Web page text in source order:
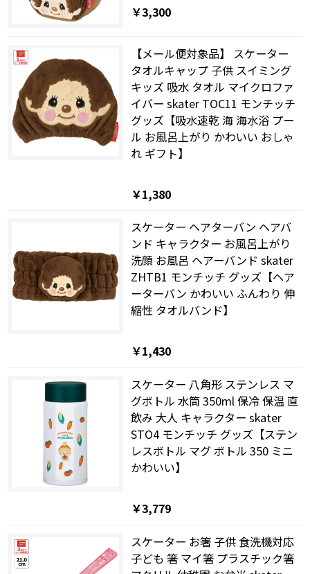
￥3,300
【メール便対象品】 スケーター
タオルキャップ 子供 スイミング
キッズ 吸水 タオル マイクロファ
イバー skater TOC11 モンチッチ
グッズ【吸水速乾 海 海水浴 プー
ル お風呂上がり かわいい おしゃ
れ ギフト】
￥1,380
スケーター ヘアターバン ヘアバ
ンド キャラクター お風呂上がり
洗顔 お風呂 ヘアーバンド skater
ZHTB1 モンチッチ グッズ【ヘア
ーターバン かわいい ふんわり 伸
縮性 タオルバンド】
￥1,430
スケーター 八角形 ステンレス マ
グボトル 水筒 350ml 保冷 保温 直
飲み 大人 キャラクター skater
STO4 モンチッチ グッズ【ステン
レスボトル マグ ボトル 350 ミニ
かわいい】
￥3,779
スケーター お箸 子供 食洗機対応
子ども 箸 マイ箸 プラスチック箸